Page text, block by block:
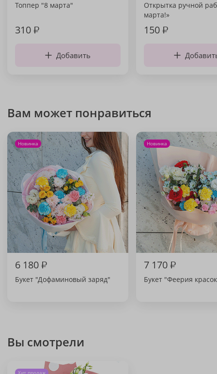
Топпер "8 марта"
310₽
Добавить
Открытка ручной
марта!»
150₽
Вам может понравиться
Новинка
6 180₽
Букет "Дофаминовый заряд"
Новинка
7 170₽
Букет "Феерия
Вы смотрели
Хит продаж